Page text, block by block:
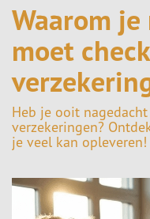
Waarom
moet
Heb je ooit
verzekeringen?
je veel kan opleveren!